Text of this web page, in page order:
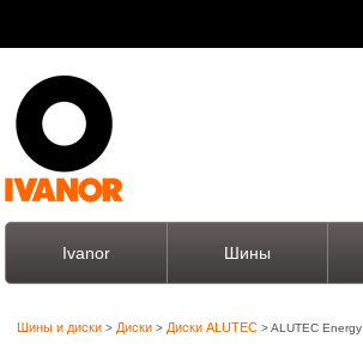
Ivanor Шины
Шины и диски > Диски > Диски ALUTEC > ALUTEC Energy